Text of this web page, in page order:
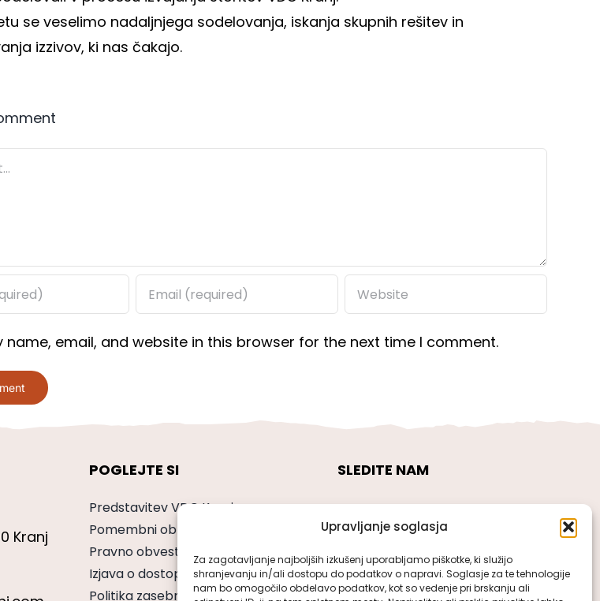
Upravljanje soglasja
Za zagotavljanje najboljših izkušenj uporabljamo piškotke, ki služijo
shranjevanju in/ali dostopu do podatkov o napravi. Soglasje za te tehnologije
nam bo omogočilo obdelavo podatkov, kot so vedenje pri brskanju ali
se veselimo nadaljnjega sodelovanja, iskanja skupnih rešitev in
izzivov, ki nas čakajo.
name, email, and website in this browser for the next time I comment.
Kranj
POGLEJTE SI
Predstavitev VDC Kranj
Pomembni obrazci
Pravno obvestilo
Izjava o dostopnosti
Politika zasebnosti
SLEDITE NAM